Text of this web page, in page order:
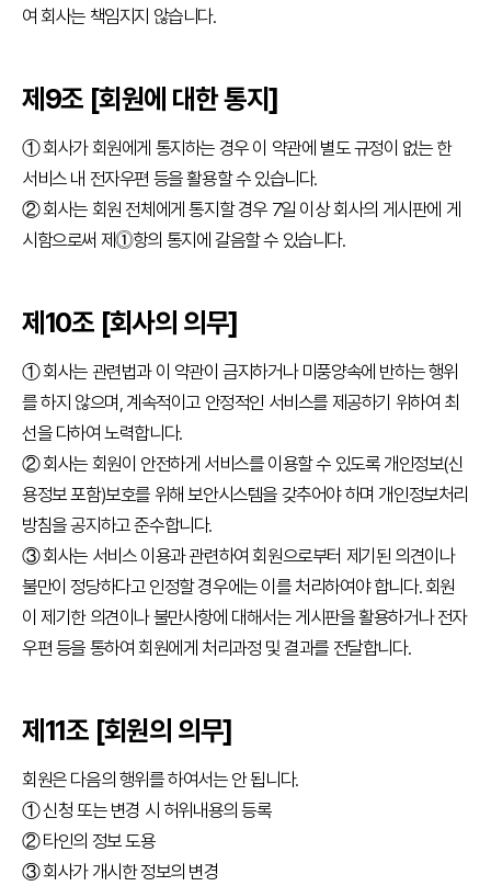
공
항
공지사항
소식지
시험
후기
여 회사는 책임지지 않습니다.
제9조 [회원에 대한 통지]
① 회사가 회원에게 통지하는 경우 이 약관에 별도 규정이 없는 한
서비스 내 전자우편 등을 활용할 수 있습니다.
② 회사는 회원 전체에게 통지할 경우 7일 이상 회사의 게시판에 게
시함으로써 제⓵항의 통지에 갈음할 수 있습니다.
제10조 [회사의 의무]
① 회사는 관련법과 이 약관이 금지하거나 미풍양속에 반하는 행위
를 하지 않으며, 계속적이고 안정적인 서비스를 제공하기 위하여 최
선을 다하여 노력합니다.
② 회사는 회원이 안전하게 서비스를 이용할 수 있도록 개인정보(신
용정보 포함)보호를 위해 보안시스템을 갖추어야 하며 개인정보처리
방침을 공지하고 준수합니다.
③ 회사는 서비스 이용과 관련하여 회원으로부터 제기된 의견이나
불만이 정당하다고 인정할 경우에는 이를 처리하여야 합니다. 회원
이 제기한 의견이나 불만사항에 대해서는 게시판을 활용하거나 전자
우편 등을 통하여 회원에게 처리과정 및 결과를 전달합니다.
제11조 [회원의 의무]
회원은 다음의 행위를 하여서는 안 됩니다.
① 신청 또는 변경 시 허위내용의 등록
② 타인의 정보 도용
③ 회사가 개시한 정보의 변경